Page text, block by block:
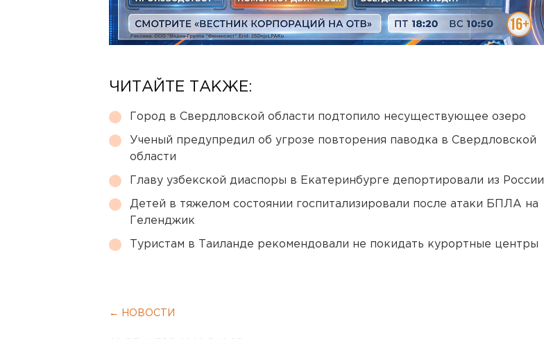
ЧИТАЙТЕ ТАКЖЕ:
Город в Свердловской области подтопило несуществующее озеро
Ученый предупредил об угрозе повторения паводка в Свердловской
области
Главу узбекской диаспоры в Екатеринбурге депортировали из России
Детей в тяжелом состоянии госпитализировали после атаки БПЛА на
Геленджик
Туристам в Таиланде рекомендовали не покидать курортные центры
← НОВОСТИ